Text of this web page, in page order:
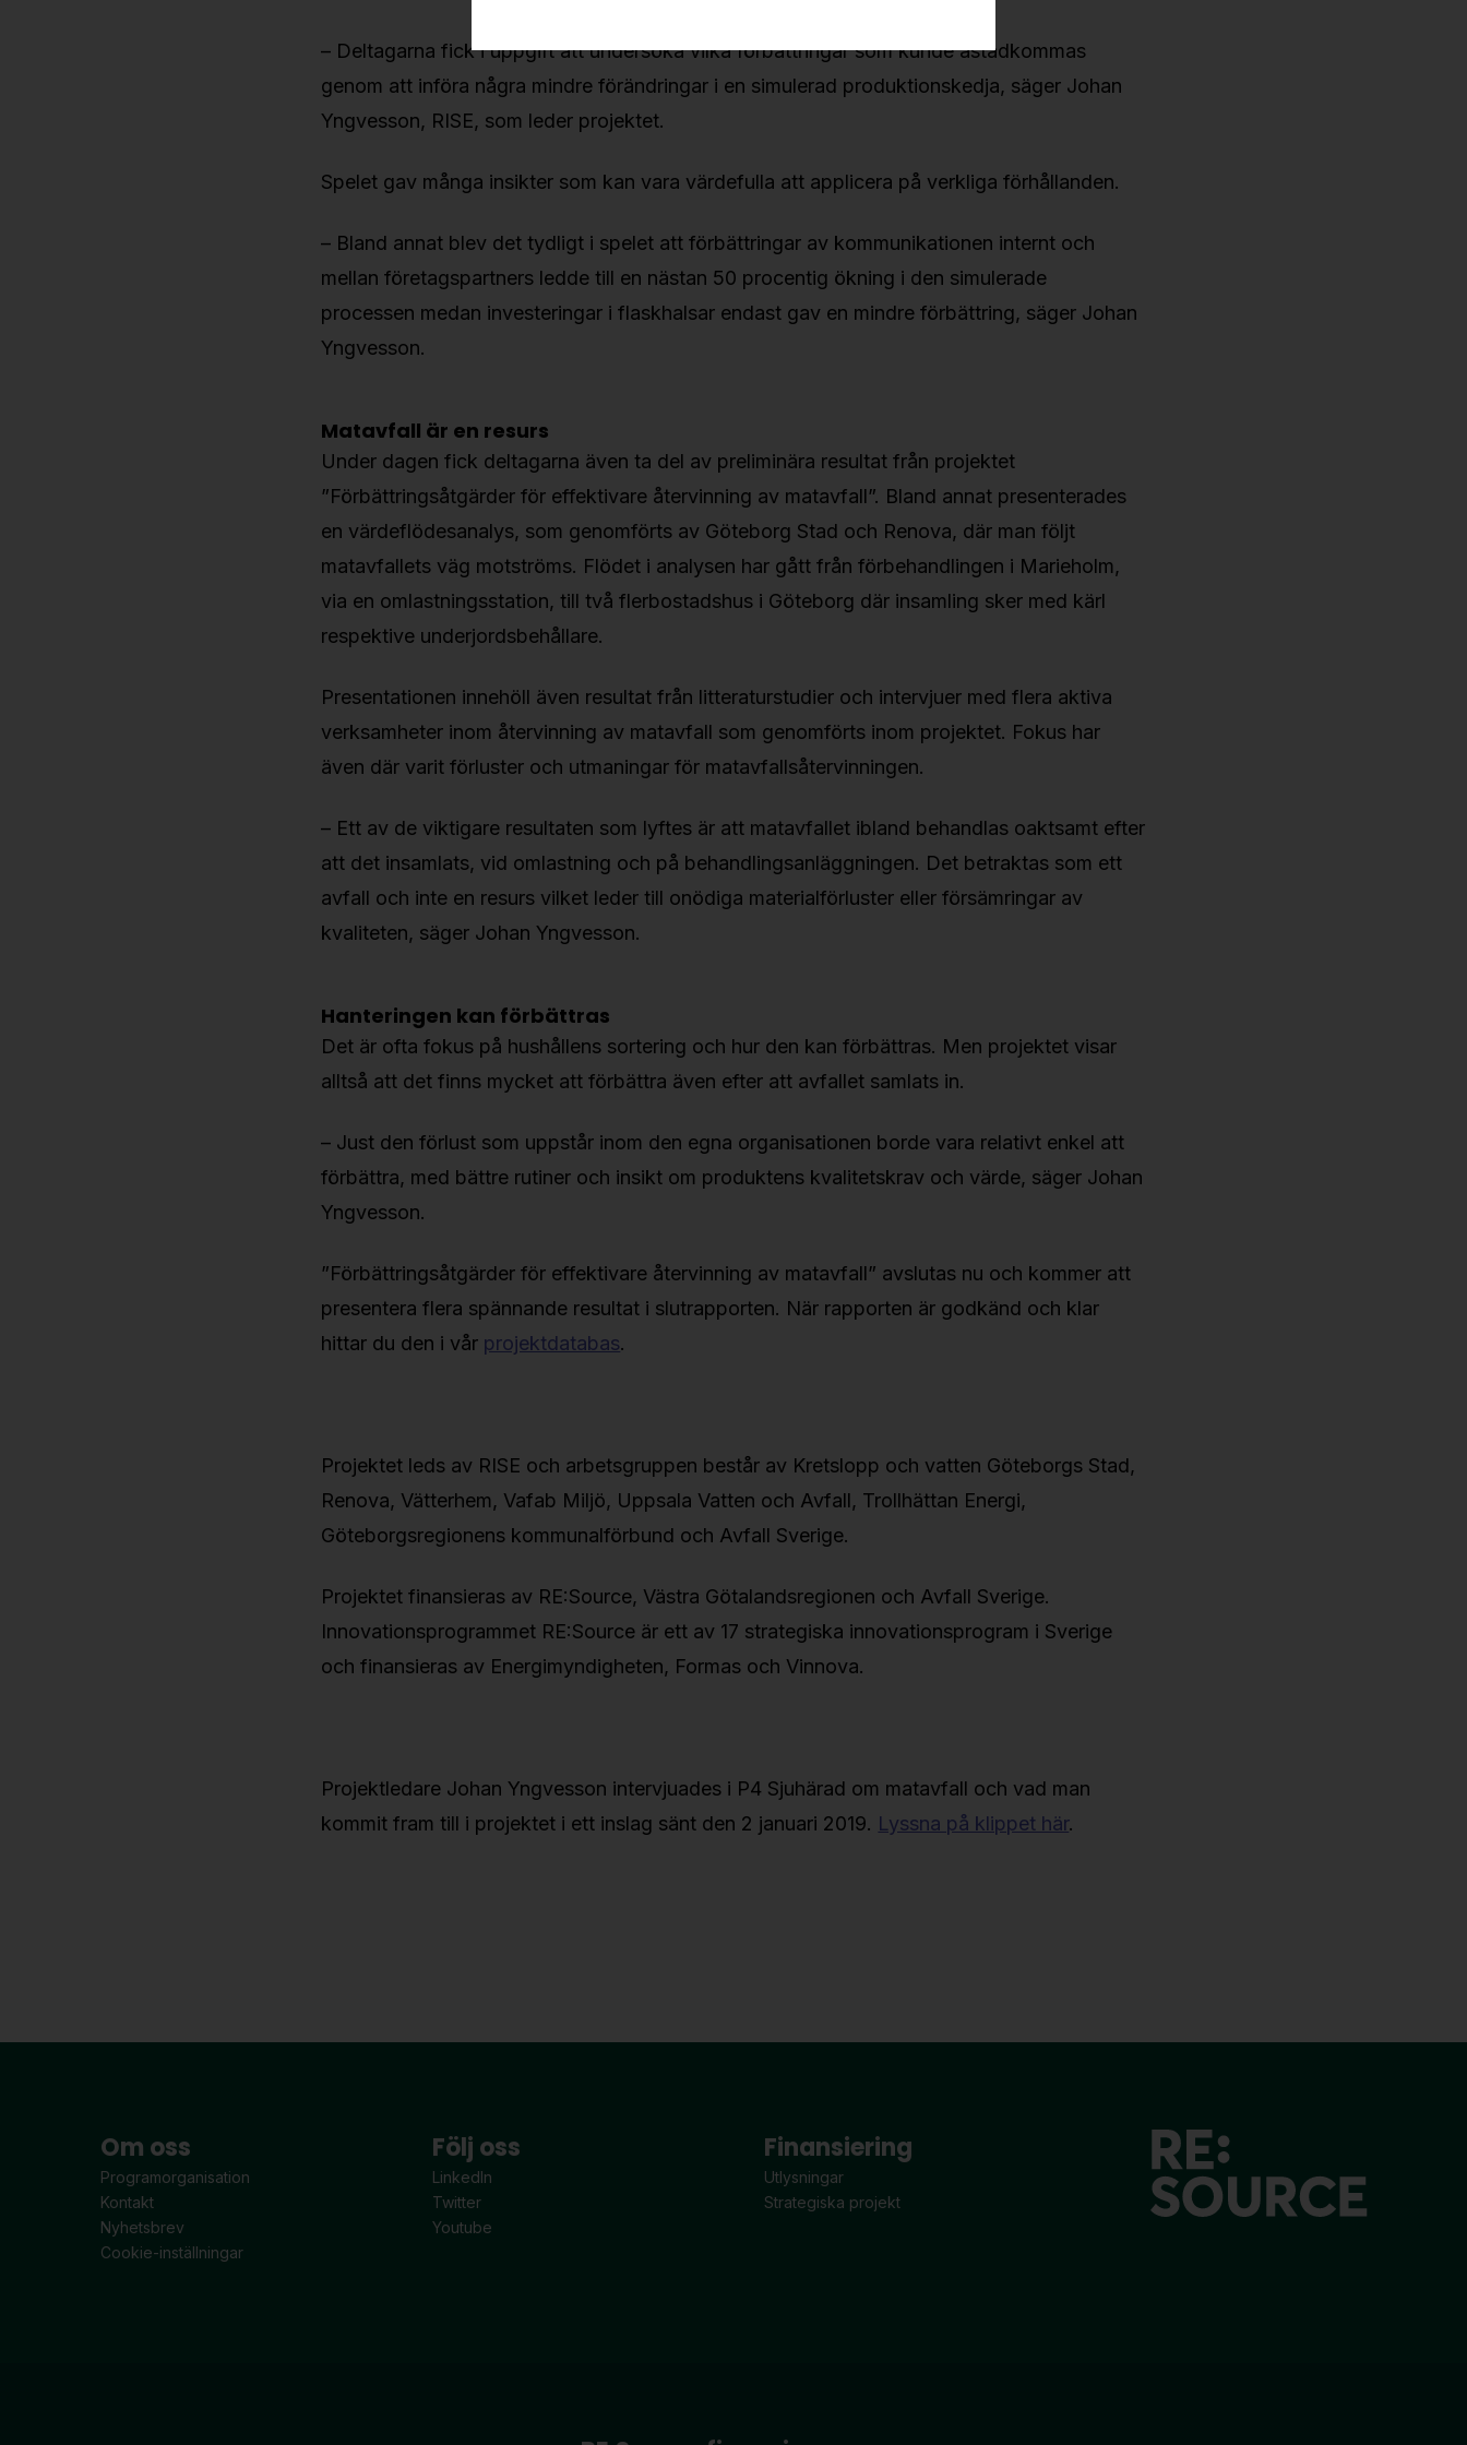
– Deltagarna fick i uppgift att undersöka vilka förbättringar som kunde åstadkommas
genom att införa några mindre förändringar i en simulerad produktionskedja, säger Johan
Yngvesson, RISE, som leder projektet.
Spelet gav många insikter som kan vara värdefulla att applicera på verkliga förhållanden.
– Bland annat blev det tydligt i spelet att förbättringar av kommunikationen internt och
mellan företagspartners ledde till en nästan 50 procentig ökning i den simulerade
processen medan investeringar i flaskhalsar endast gav en mindre förbättring, säger Johan
Yngvesson.
Matavfall är en resurs
Under dagen fick deltagarna även ta del av preliminära resultat från projektet
”Förbättringsåtgärder för effektivare återvinning av matavfall”. Bland annat presenterades
en värdeflödesanalys, som genomförts av Göteborg Stad och Renova, där man följt
matavfallets väg motströms. Flödet i analysen har gått från förbehandlingen i Marieholm,
via en omlastningsstation, till två flerbostadshus i Göteborg där insamling sker med kärl
respektive underjordsbehållare.
Presentationen innehöll även resultat från litteraturstudier och intervjuer med flera aktiva
verksamheter inom återvinning av matavfall som genomförts inom projektet. Fokus har
även där varit förluster och utmaningar för matavfallsåtervinningen.
– Ett av de viktigare resultaten som lyftes är att matavfallet ibland behandlas oaktsamt efter
att det insamlats, vid omlastning och på behandlingsanläggningen. Det betraktas som ett
avfall och inte en resurs vilket leder till onödiga materialförluster eller försämringar av
kvaliteten, säger Johan Yngvesson.
Hanteringen kan förbättras
Det är ofta fokus på hushållens sortering och hur den kan förbättras. Men projektet visar
alltså att det finns mycket att förbättra även efter att avfallet samlats in.
– Just den förlust som uppstår inom den egna organisationen borde vara relativt enkel att
förbättra, med bättre rutiner och insikt om produktens kvalitetskrav och värde, säger Johan
Yngvesson.
”Förbättringsåtgärder för effektivare återvinning av matavfall” avslutas nu och kommer att
presentera flera spännande resultat i slutrapporten. När rapporten är godkänd och klar
hittar du den i vår projektdatabas.
Projektet leds av RISE och arbetsgruppen består av Kretslopp och vatten Göteborgs Stad,
Renova, Vätterhem, Vafab Miljö, Uppsala Vatten och Avfall, Trollhättan Energi,
Göteborgsregionens kommunalförbund och Avfall Sverige.
Projektet finansieras av RE:Source, Västra Götalandsregionen och Avfall Sverige.
Innovationsprogrammet RE:Source är ett av 17 strategiska innovationsprogram i Sverige
och finansieras av Energimyndigheten, Formas och Vinnova.
Projektledare Johan Yngvesson intervjuades i P4 Sjuhärad om matavfall och vad man
kommit fram till i projektet i ett inslag sänt den 2 januari 2019. Lyssna på klippet här.
Om oss
Programorganisation
Kontakt
Nyhetsbrev
Cookie-inställningar
Följ oss
LinkedIn
Twitter
Youtube
Finansiering
Utlysningar
Strategiska projekt